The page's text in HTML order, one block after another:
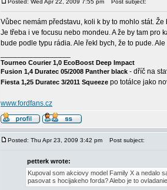
Posted: Wed Apr 22, 2009 7:55 pm Post subject:
Vůbec nemám představu, koli k by to mohlo stát.
Je třeba i ve focusu nebo mondeu. A že by tam
bude podle typu rádia. Ale řekl bych, že to pude.
Tourneo Courier 1,0 EcoBoost Deep Impact
Fusion 1,4 Duratec 05/2008 Panther black - dříč na
Fiesta 1,25 Duratec 3/2011 Squeeze po totálce jako
www.fordfans.cz
Posted: Thu Apr 23, 2009 3:42 pm Post subject:
petterk wrote:
Kupoval som akciovy model Family X a nedalo
pasovat s hocijakeho forda? Alebo je to